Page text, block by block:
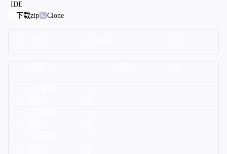
IDE
下载zip
Clone